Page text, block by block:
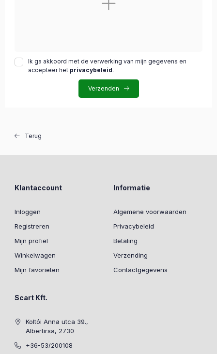
Ik ga akkoord met de verwerking van mijn gegevens en
accepteer het privacybeleid.
Verzenden
Terug
Klantaccount
Inloggen
Registreren
Mijn profiel
Winkelwagen
Mijn favorieten
Informatie
Algemene voorwaarden
Privacybeleid
Betaling
Verzending
Contactgegevens
Scart Kft.
Koltói Anna utca 39.,
Albertirsa, 2730
+36-53/200108